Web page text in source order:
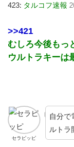
423: タルコフ速報
>>421
むしろ今後もっ
ウルトラキーは
セラピッピ
自分で
ルトラ